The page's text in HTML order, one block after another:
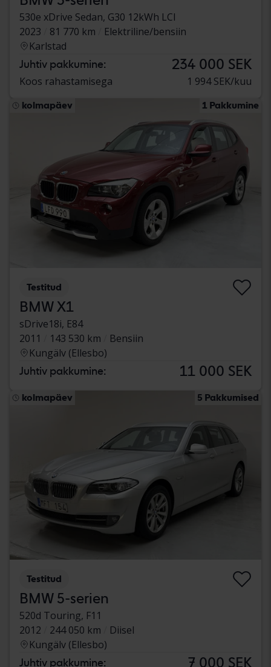
530e xDrive Sedan, G30 12kWh LCI
2023
81 770 km
Elektriline/bensiin
Karlstad
Juhtiv pakkumine: 234 000 SEK
Koos rahastamisega 1 994 SEK/kuu
kolmapäev 1 Pakkumine
Testitud
BMW X1
sDrive18i, E84
2011
143 530 km
Bensiin
Kungälv (Ellesbo)
Juhtiv pakkumine: 11 000 SEK
kolmapäev 5 Pakkumised
Testitud
BMW 5-serien
520d Touring, F11
2012
244 050 km
Diisel
Kungälv (Ellesbo)
Juhtiv pakkumine: 7 000 SEK